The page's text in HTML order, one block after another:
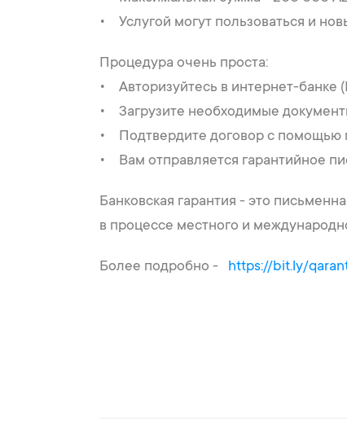
• Услугой могут пользоваться и
Процедура очень проста:
• Авторизуйтесь в интернет-банке
• Загрузите необходимые
• Подтвердите договор с помощью
• Вам отправляется гарантийное
Банковская гарантия - это
в процессе местного и
Более подробно - https://bit.ly/